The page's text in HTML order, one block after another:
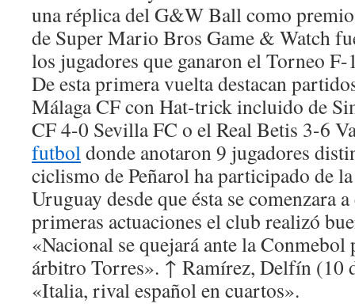
una réplica del G&W Ball como
de Super Mario Bros Game & Watch
los jugadores que ganaron el Torneo
De esta primera vuelta destacan
Málaga CF con Hat-trick incluido de
CF 4-0 Sevilla FC o el Real Betis 3-6
futboldonde anotaron 9 jugadores
ciclismo de Peñarol ha participado de
Uruguay desde que ésta se comenzara
primeras actuaciones el club realizó
«Nacional se quejará ante la
árbitro Torres». ↑ Ramírez, Delfín (10
«Italia, rival español en cuartos».